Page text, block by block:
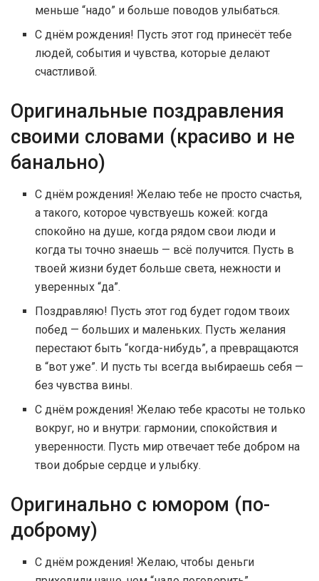
меньше “надо” и больше поводов улыбаться.
С днём рождения! Пусть этот год принесёт тебе
людей, события и чувства, которые делают
счастливой.
Оригинальные поздравления
своими словами (красиво и не
банально)
С днём рождения! Желаю тебе не просто счастья,
а такого, которое чувствуешь кожей: когда
спокойно на душе, когда рядом свои люди и
когда ты точно знаешь — всё получится. Пусть в
твоей жизни будет больше света, нежности и
уверенных “да”.
Поздравляю! Пусть этот год будет годом твоих
побед — больших и маленьких. Пусть желания
перестают быть “когда-нибудь”, а превращаются
в “вот уже”. И пусть ты всегда выбираешь себя —
без чувства вины.
С днём рождения! Желаю тебе красоты не только
вокруг, но и внутри: гармонии, спокойствия и
уверенности. Пусть мир отвечает тебе добром на
твои добрые сердце и улыбку.
Оригинально с юмором (по-
доброму)
С днём рождения! Желаю, чтобы деньги